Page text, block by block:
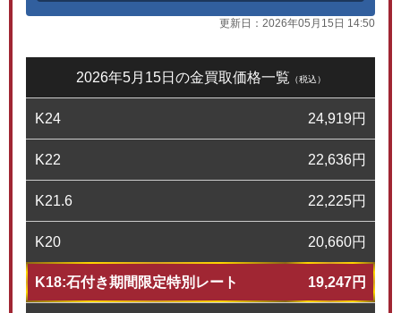
更新日： 2026年05月15日 14:50
2026年5月15日の金買取価格一覧 （税込）
K24 24,919円
K22 22,636円
K21.6 22,225円
K20 20,660円
K18:石付き期間限定特別レート 19,247円